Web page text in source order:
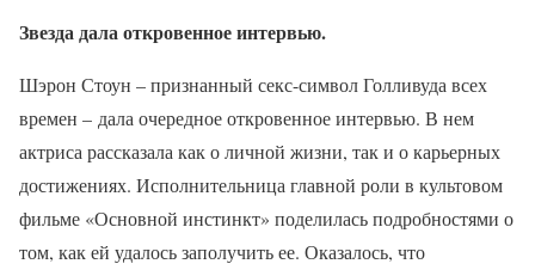
Звезда дала откровенное интервью.
Шэрон Стоун – признанный секс-символ Голливуда всех
времен – дала очередное откровенное интервью. В нем
актриса рассказала как о личной жизни, так и о карьерных
достижениях. Исполнительница главной роли в культовом
фильме «Основной инстинкт» поделилась подробностями о
том, как ей удалось заполучить ее. Оказалось, что